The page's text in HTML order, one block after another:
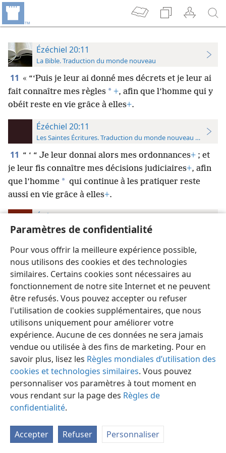
Paramètres de confidentialité
Pour vous offrir la meilleure expérience possible,
nous utilisons des cookies et des technologies
similaires. Certains cookies sont nécessaires au
fonctionnement de notre site Internet et ne peuvent
être refusés. Vous pouvez accepter ou refuser
l'utilisation de cookies supplémentaires, que nous
utilisons uniquement pour améliorer votre
expérience. Aucune de ces données ne sera jamais
vendue ou utilisée à des fins de marketing. Pour en
savoir plus, lisez les Règles mondiales d’utilisation des
cookies et technologies similaires. Vous pouvez
personnaliser vos paramètres à tout moment en
vous rendant sur la page des Règles de
confidentialité.
Accepter Refuser Personnaliser
Ézéchiel 20:11
La Bible. Traduction du monde nouveau
11 « “‘Puis je leur ai donné mes décrets et je leur ai
fait connaître mes règles * +, afin que l’homme qui y
obéit reste en vie grâce à elles+.
Ézéchiel 20:11
Les Saintes Écritures. Traduction du monde nouveau (avec
11 “ ‘ “ Je leur donnai alors mes ordonnances+ ; et
je leur fis connaître mes décisions judiciaires+, afin
que l’homme * qui continue à les pratiquer reste
aussi en vie grâce à elles+.
Ézéchiel
Publications de la Société Watch Tower — Index 1950-1985
20:11 g73 8/3 5
Français Préférences
Copyright © 2026 Watch Tower Bible and Tract Society of Pennsylvania
Conditions d’utilisation
Paramètres de confidentialité
JW.ORG Se connecter